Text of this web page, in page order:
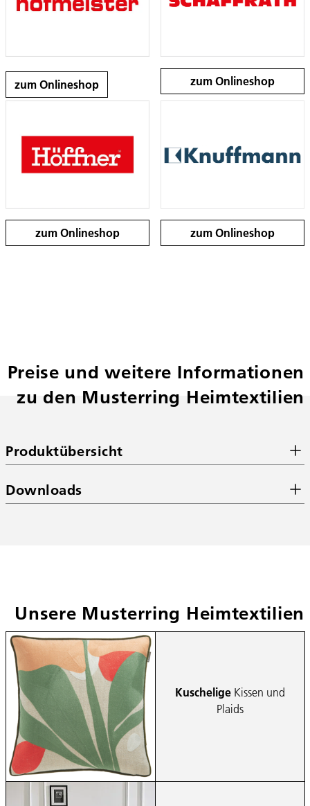
zum Onlineshop zum Onlineshop
zum Onlineshop zum Onlineshop
Preise und weitere Informationen
zu den Musterring Heimtextilien
Produktübersicht
Downloads
Unsere Musterring Heimtextilien
Kuschelige Kissen und
Plaids